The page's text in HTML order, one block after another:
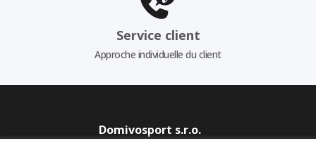
Service client
Approche individuelle du client
Domivosport s.r.o.